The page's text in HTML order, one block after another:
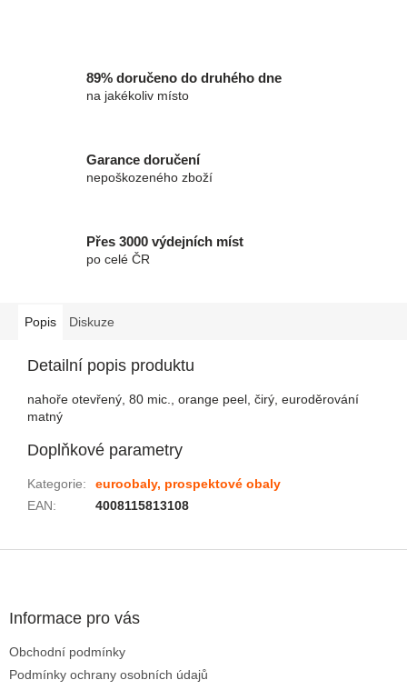
89% doručeno do druhého dne
na jakékoliv místo
Garance doručení
nepoškozeného zboží
Přes 3000 výdejních míst
po celé ČR
Popis Diskuze
Detailní popis produktu
nahoře otevřený, 80 mic., orange peel, čirý, euroděrování
matný
Doplňkové parametry
Kategorie:
euroobaly, prospektové obaly
EAN: 4008115813108
Informace pro vás
Obchodní podmínky
Podmínky ochrany osobních údajů